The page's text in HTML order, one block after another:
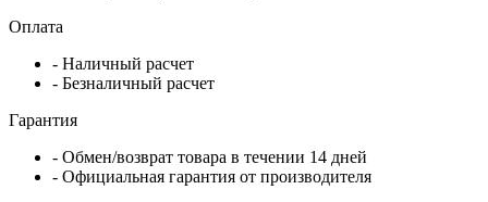
Оплата
- Наличный расчет
- Безналичный расчет
Гарантия
- Обмен/возврат товара в течении 14 дней
- Официальная гарантия от производителя